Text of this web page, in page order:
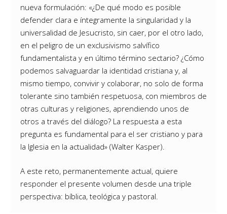
nueva formulación: «¿De qué modo es posible
defender clara e íntegramente la singularidad y la
universalidad de Jesucristo, sin caer, por el otro lado,
en el peligro de un exclusivismo salvífico
fundamentalista y en último término sectario? ¿Cómo
podemos salvaguardar la identidad cristiana y, al
mismo tiempo, convivir y colaborar, no solo de forma
tolerante sino también respetuosa, con miembros de
otras culturas y religiones, aprendiendo unos de
otros a través del diálogo? La respuesta a esta
pregunta es fundamental para el ser cristiano y para
la Iglesia en la actualidad» (Walter Kasper).
A este reto, permanentemente actual, quiere
responder el presente volumen desde una triple
perspectiva: bíblica, teológica y pastoral.